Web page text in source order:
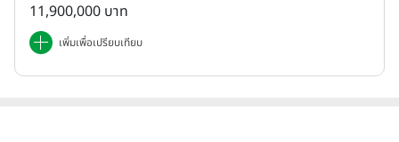
11,900,000 บาท
เพิ่มเพื่อเปรียบเทียบ